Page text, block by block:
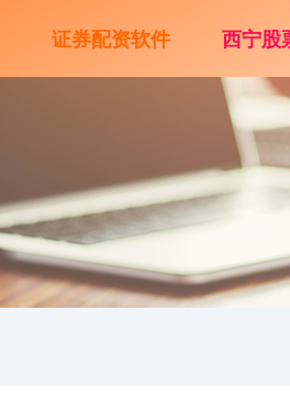
证券配资软件 西宁股